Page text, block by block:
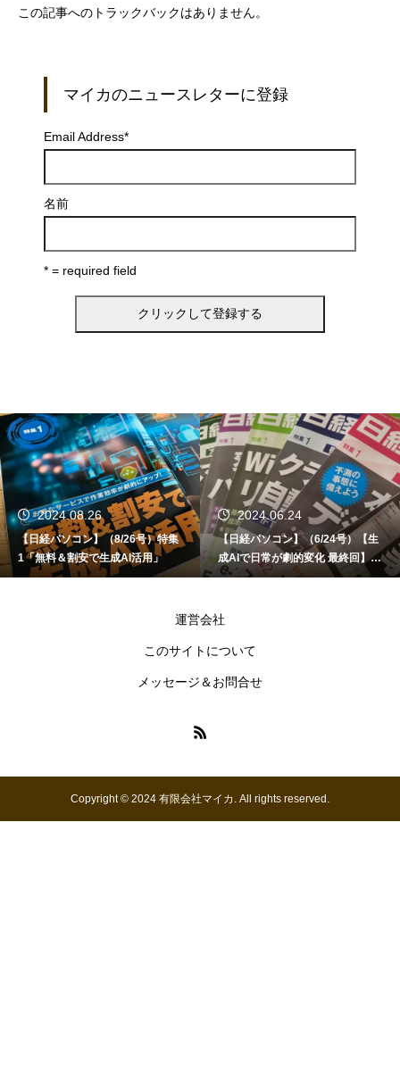
この記事へのトラックバックはありません。
マイカのニュースレターに登録
Email Address*
名前
* = required field
2024.06.24
【日経パソコン】（6/24号）【生
成AIで日常が劇的変化 最終回】 A
I時代のアプリケーション／サービ
2024.06.12
【書籍】ゼロからはじめる
ど！Copilot活用術（技術評
運営会社
このサイトについて
メッセージ＆お問合せ
Copyright © 2024 有限会社マイカ. All rights reserved.